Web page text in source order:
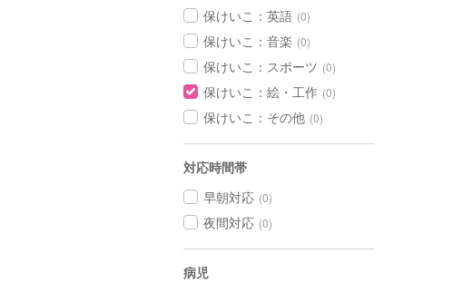
保けいこ：英語 (0)
保けいこ：音楽 (0)
保けいこ：スポーツ (0)
保けいこ：絵・工作 (0)
保けいこ：その他 (0)
対応時間帯
早朝対応 (0)
夜間対応 (0)
病児